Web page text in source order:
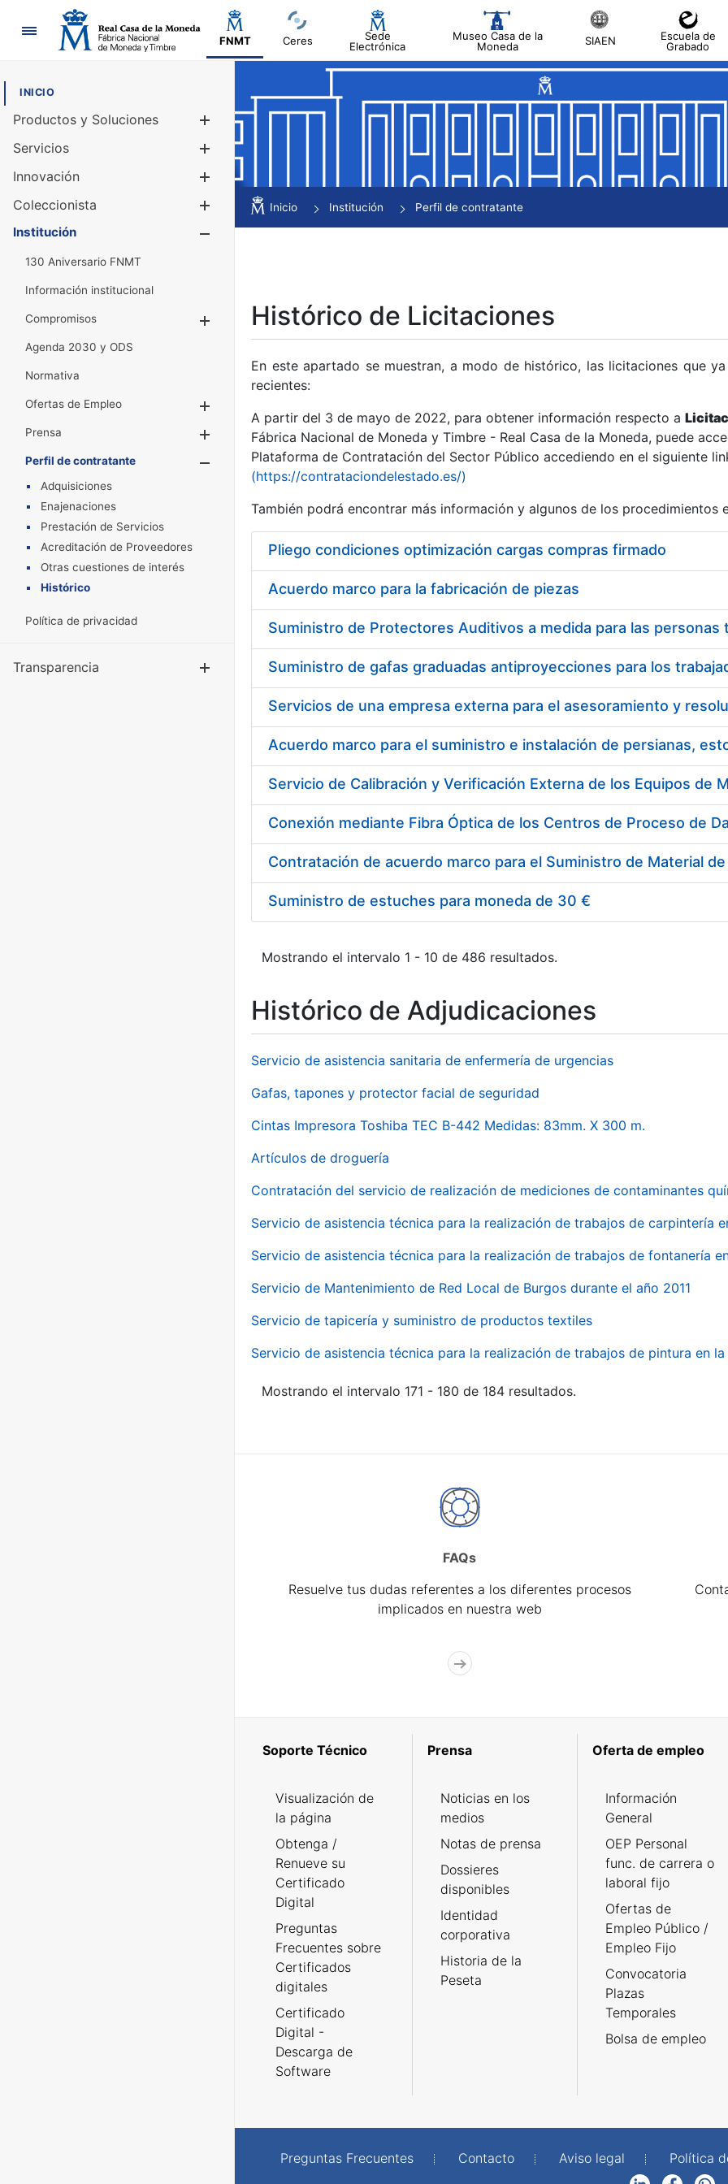
Navegación
FNMT Ceres
Sede
Electrónica
Museo Casa de la
Moneda
SIAEN
Escuela de
Grabado
INICIO
Productos y Soluciones
Mostrar/Ocultar
Servicios
Innovación
Coleccionista
Mostrar/Ocultar
Institución
130 Aniversario FNMT
Información institucional
Compromisos
Mostrar/Ocultar
Agenda 2030 y ODS
Normativa
Ofertas de Empleo
Prensa
Mostrar/Ocultar
Perfil de contratante
Mostrar/Ocultar
Adquisiciones
Enajenaciones
Prestación de Servicios
Acreditación de Proveedores
Otras cuestiones de interés
Histórico
Política de privacidad
Transparencia Mostrar/Ocultar
Inicio Institución Perfil de contratante
Histórico de Licitaciones
En este apartado se muestran, a modo de histórico, las licitaciones que
recientes:
A partir del 3 de mayo de 2022, para obtener información respecto a
Fábrica Nacional de Moneda y Timbre - Real Casa de la Moneda, puede
Plataforma de Contratación del Sector Público accediendo en el siguiente
(https://contrataciondelestado.es/)
También podrá encontrar más información y algunos de los procedimientos
Pliego condiciones optimización cargas compras firmado
Acuerdo marco para la fabricación de piezas
Acuerdo marco para el suministro e instalación de persianas,
Suministro de estuches para moneda de 30 €
Mostrando el intervalo 1 - 10 de 486 resultados.
Histórico de Adjudicaciones
Servicio de asistencia sanitaria de enfermería de urgencias
Gafas, tapones y protector facial de seguridad
Cintas Impresora Toshiba TEC B-442 Medidas: 83mm. X 300 m.
Artículos de droguería
Contratación del servicio de realización de mediciones de contaminantes
Servicio de asistencia técnica para la realización de trabajos de carpintería
Servicio de asistencia técnica para la realización de trabajos de fontanería
Servicio de Mantenimiento de Red Local de Burgos durante el año 2011
Servicio de tapicería y suministro de productos textiles
Servicio de asistencia técnica para la realización de trabajos de pintura en
Mostrando el intervalo 171 - 180 de 184 resultados.
FAQs
Resuelve tus dudas referentes a los diferentes procesos
implicados en nuestra web
Soporte Técnico
Visualización de
la página
Obtenga /
Renueve su
Certificado
Digital
Preguntas
Frecuentes sobre
Certificados
digitales
Certificado
Digital -
Descarga de
Software
Prensa
Noticias en los
medios
Notas de prensa
Dossieres
disponibles
Identidad
corporativa
Historia de la
Peseta
Oferta de empleo
Información
General
OEP Personal
func. de carrera o
laboral fijo
Ofertas de
Empleo Público /
Empleo Fijo
Convocatoria
Plazas
Temporales
Bolsa de empleo
Preguntas Frecuentes Contacto Aviso legal Política